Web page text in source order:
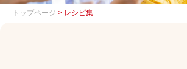
トップページ > レシピ集